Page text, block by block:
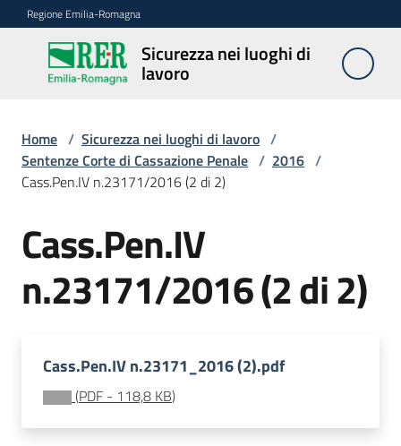
Vai al contenuto
Vai alla navigazione
Vai al footer
Regione Emilia-Romagna
Sicurezza nei luoghi di
lavoro
Sicurezza
nei
lavoro
Sicurezza
costruzioni
Coordinamento
prevenzione
vigilanza
Home / Sicurezza nei luoghi di lavoro /
Sentenze Corte di Cassazione Penale / 2016 /
Cass.Pen.IV n.23171/2016 (2 di 2)
Cass.Pen.IV
n.23171/2016 (2 di 2)
Cass.Pen.IV n.23171_2016 (2).pdf
(PDF - 118,8 KB)